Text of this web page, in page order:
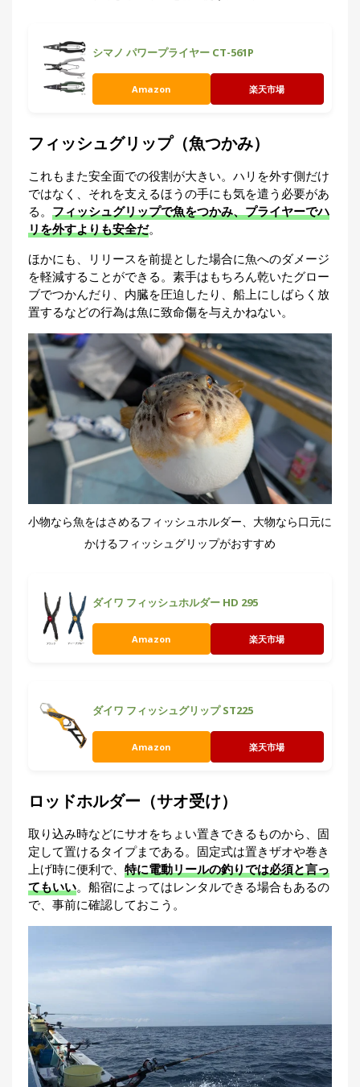
シマノ パワープライヤー CT-561P
Amazon 楽天市場
フィッシュグリップ（魚つかみ）
これもまた安全面での役割が大きい。ハリを外す側だけ
ではなく、それを支えるほうの手にも気を遣う必要があ
る。 フィッシュグリップで魚をつかみ、プライヤーでハ
リを外すよりも安全だ。
ほかにも、リリースを前提とした場合に魚へのダメージ
を軽減することができる。素手はもちろん乾いたグロー
ブでつかんだり、内臓を圧迫したり、船上にしばらく放
置するなどの行為は魚に致命傷を与えかねない。
小物なら魚をはさめるフィッシュホルダー、大物なら口元に
かけるフィッシュグリップがおすすめ
ダイワ フィッシュホルダー HD 295
Amazon 楽天市場
ダイワ フィッシュグリップ ST225
Amazon 楽天市場
ロッドホルダー（サオ受け）
取り込み時などにサオをちょい置きできるものから、固
定して置けるタイプまである。固定式は置きザオや巻き
上げ時に便利で、 特に電動リールの釣りでは必須と言っ
てもいい。船宿によってはレンタルできる場合もあるの
で、事前に確認しておこう。